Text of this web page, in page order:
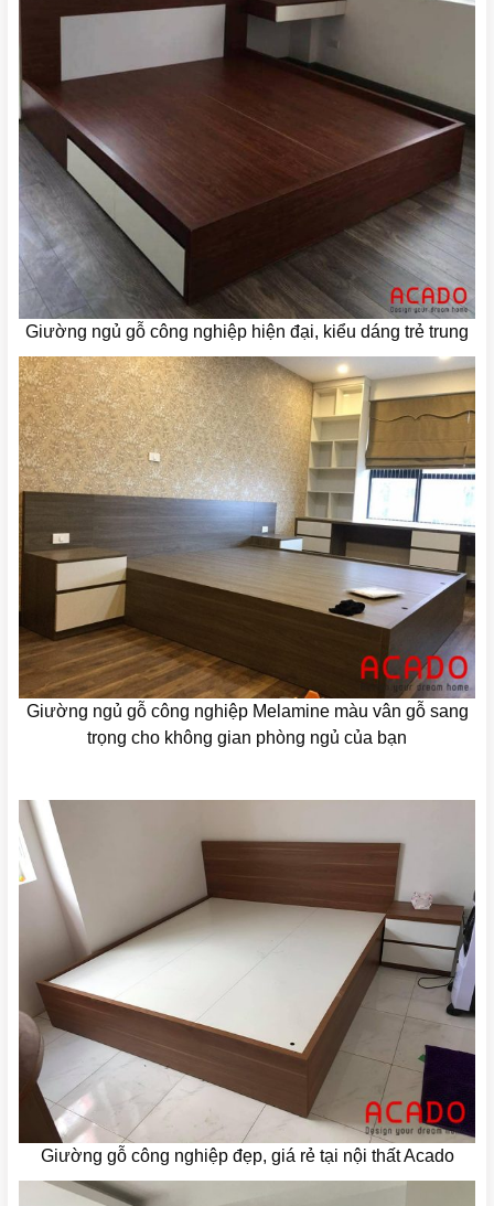
Giường ngủ gỗ công nghiệp hiện đại, kiểu dáng trẻ trung
Giường ngủ gỗ công nghiệp Melamine màu vân gỗ sang
trọng cho không gian phòng ngủ của bạn
Giường gỗ công nghiệp đẹp, giá rẻ tại nội thất Acado